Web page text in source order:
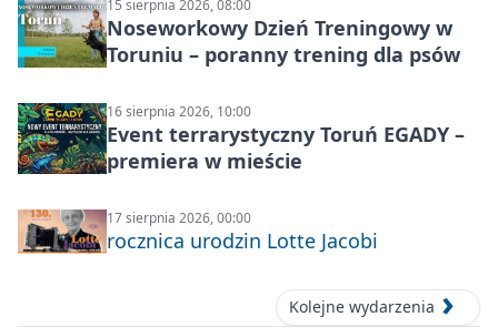
15 sierpnia 2026, 08:00
Noseworkowy Dzień Treningowy w
Toruniu – poranny trening dla psów
16 sierpnia 2026, 10:00
Event terrarystyczny Toruń EGADY –
premiera w mieście
17 sierpnia 2026, 00:00
rocznica urodzin Lotte Jacobi
Kolejne wydarzenia